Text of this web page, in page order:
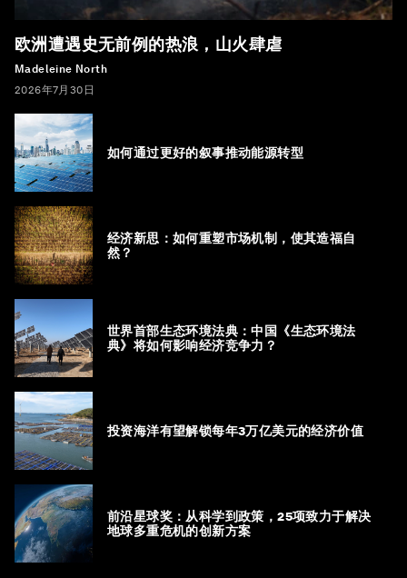
欧洲遭遇史无前例的热浪，山火肆虐
Madeleine North
2026年7月30日
如何通过更好的叙事推动能源转型
经济新思：如何重塑市场机制，使其造福自
然？
世界首部生态环境法典：中国《生态环境法
典》将如何影响经济竞争力？
投资海洋有望解锁每年3万亿美元的经济价值
前沿星球奖：从科学到政策，25项致力于解决
地球多重危机的创新方案